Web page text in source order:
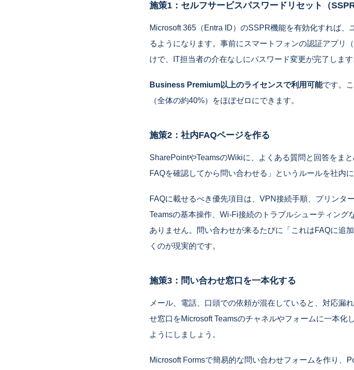
施策1：セルフサービスパスワードリセット（
Microsoft 365（Entra ID）のSSPR機能を有効化すれば、
るようになります。事前にスマートフォンの認証アプリ
けで、IT担当者の介在なしにパスワード変更が完了します
Business Premium以上のライセンスで利用可能です。
（全体の約40%）をほぼゼロにできます。
施策2：社内FAQページを作る
SharePointやTeamsのWikiに、よくある質問と回答をま
FAQを確認してから問い合わせる」というルールを社内
FAQに載せるべき優先項目は、VPN接続手順、プリンタ
Teamsの基本操作、Wi-Fi接続のトラブルシューティング
ありません。問い合わせが来るたびに「これはFAQに追
くのが現実的です。
施策3：問い合わせ窓口を一本化する
メール、電話、口頭での依頼が混在していると、対応漏
せ窓口をMicrosoft Teamsのチャネルやフォームに一本化
ようにしましょう。
Microsoft Formsで簡易的な問い合わせフォームを作り、